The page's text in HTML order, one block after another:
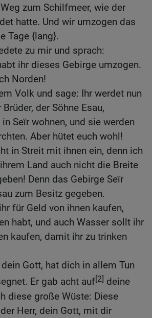
zum Schilfmeer, wie der
hatte. Und wir umzogen das
Tage {lang}.
zu mir und sprach:
ihr dieses Gebirge umzogen.
Norden!
Volk und sage: Ihr werdet nun
der Söhne Esau,
Seïr wohnen, und sie werden
Aber hütet euch wohl!
in Streit mit ihnen ein, denn ich
Land auch nicht die Breite
Denn das Gebirge Seïr
zum Besitz gegeben.
für Geld von ihnen kaufen,
habt, und auch Wasser sollt ihr
kaufen, damit ihr zu trinken
dein Gott, hat dich in allem Tun
Er gab acht auf[2] deine
diese große Wüste: Diese
Herr, dein Gott, mit dir